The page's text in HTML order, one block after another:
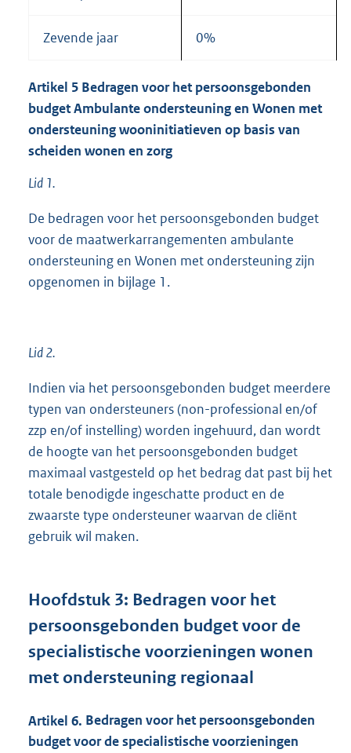
Zevende jaar 0%
Artikel 5 Bedragen voor het persoonsgebonden
budget Ambulante ondersteuning en Wonen met
ondersteuning wooninitiatieven op basis van
scheiden wonen en zorg
Lid 1.
De bedragen voor het persoonsgebonden budget
voor de maatwerkarrangementen ambulante
ondersteuning en Wonen met ondersteuning zijn
opgenomen in bijlage 1.
Lid 2.
Indien via het persoonsgebonden budget meerdere
typen van ondersteuners (non-professional en/of
zzp en/of instelling) worden ingehuurd, dan wordt
de hoogte van het persoonsgebonden budget
maximaal vastgesteld op het bedrag dat past bij het
totale benodigde ingeschatte product en de
zwaarste type ondersteuner waarvan de cliënt
gebruik wil maken.
Hoofdstuk 3: Bedragen voor het
persoonsgebonden budget voor de
specialistische voorzieningen wonen
met ondersteuning regionaal
Artikel 6. Bedragen voor het persoonsgebonden
budget voor de specialistische voorzieningen